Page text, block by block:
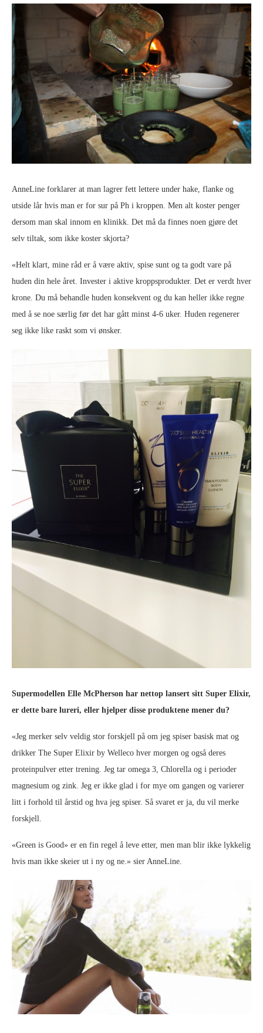
AnneLine forklarer at man lagrer fett lettere under hake, flanke og
utside lår hvis man er for sur på Ph i kroppen. Men alt koster penger
dersom man skal innom en klinikk. Det må da finnes noen gjøre det
selv tiltak, som ikke koster skjorta?
«Helt klart, mine råd er å være aktiv, spise sunt og ta godt vare på
huden din hele året. Invester i aktive kroppsprodukter. Det er verdt hver
krone. Du må behandle huden konsekvent og du kan heller ikke regne
med å se noe særlig før det har gått minst 4-6 uker. Huden regenerer
seg ikke like raskt som vi ønsker.
Supermodellen Elle McPherson har nettop lansert sitt Super Elixir,
er dette bare lureri, eller hjelper disse produktene mener du?
«Jeg merker selv veldig stor forskjell på om jeg spiser basisk mat og
drikker The Super Elixir by Welleco hver morgen og også deres
proteinpulver etter trening. Jeg tar omega 3, Chlorella og i perioder
magnesium og zink. Jeg er ikke glad i for mye om gangen og varierer
litt i forhold til årstid og hva jeg spiser. Så svaret er ja, du vil merke
forskjell.
«Green is Good» er en fin regel å leve etter, men man blir ikke lykkelig
hvis man ikke skeier ut i ny og ne.» sier AnneLine.